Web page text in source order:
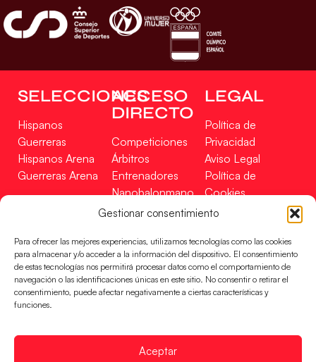
Gestionar consentimiento
Para ofrecer las mejores experiencias, utilizamos tecnologías como las cookies
para almacenar y/o acceder a la información del dispositivo. El consentimiento
de estas tecnologías nos permitirá procesar datos como el comportamiento de
navegación o las identificaciones únicas en este sitio. No consentir o retirar el
consentimiento, puede afectar negativamente a ciertas características y
funciones.
Aceptar
SELECCIONES
Hispanos
Guerreras
Hispanos Arena
Guerreras Arena
ACCESO
DIRECTO
Competiciones
Árbitros
Entrenadores
Nanobalonmano
Tienda
LEGAL
Política de
Privacidad
Aviso Legal
Política de
Cookies
Mapa Web
Incidencias
CONTACTO
EN
FINANCIADO